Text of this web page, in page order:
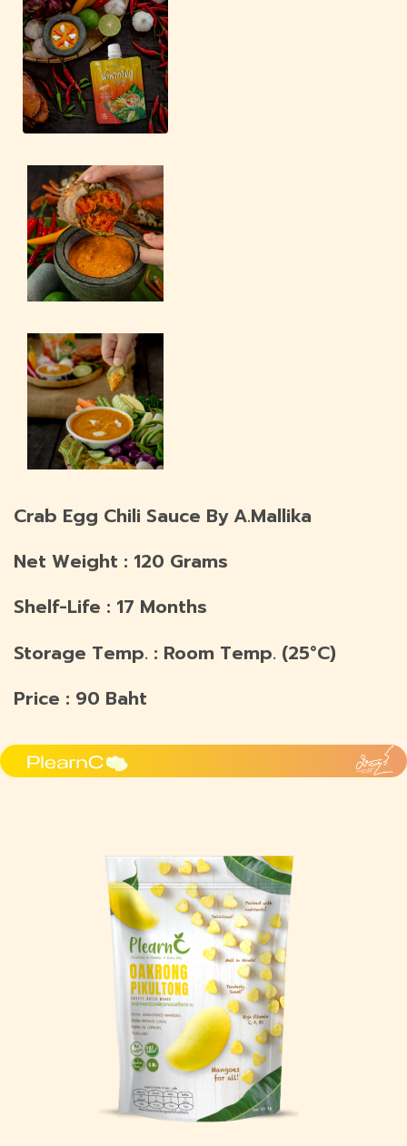
Crab Egg Chili Sauce By A.Mallika
Net Weight : 120 Grams
Shelf-Life : 17 Months
Storage Temp. : Room Temp. (25°C)
Price : 90 Baht